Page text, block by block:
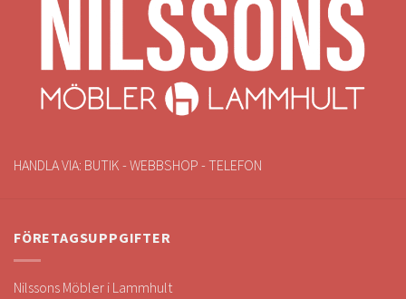
HANDLA VIA: BUTIK - WEBBSHOP - TELEFON
FÖRETAGSUPPGIFTER
Nilssons Möbler i Lammhult